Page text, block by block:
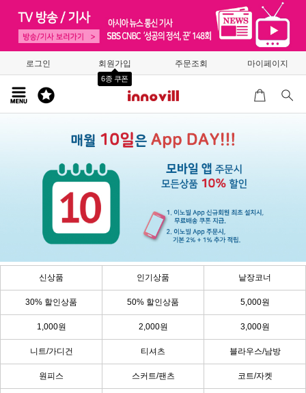
로그인 회원가입
6종 쿠폰
주문조회 마이페이지
신상품 인기상품 낱장코너
30% 할인상품 50% 할인상품 5,000원
1,000원 2,000원 3,000원
니트/가디건 티셔츠 블라우스/남방
원피스 스커트/팬츠 코트/자켓